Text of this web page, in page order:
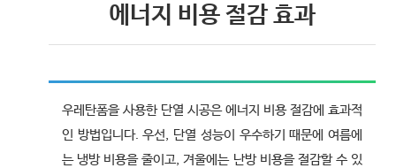
에너지 비용 절감 효과
우레탄폼을 사용한 단열 시공은 에너지 비용 절감에 효과적
인 방법입니다. 우선, 단열 성능이 우수하기 때문에 여름에
는 냉방 비용을 줄이고, 겨울에는 난방 비용을 절감할 수 있